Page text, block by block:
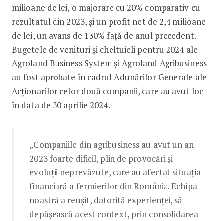
milioane de lei, o majorare cu 20% comparativ cu
rezultatul din 2023, și un profit net de 2,4 milioane
de lei, un avans de 130% față de anul precedent.
Bugetele de venituri și cheltuieli pentru 2024 ale
Agroland Business System și Agroland Agribusiness
au fost aprobate în cadrul Adunărilor Generale ale
Acționarilor celor două companii, care au avut loc
în data de 30 aprilie 2024.
„Companiile din agribusiness au avut un an
2023 foarte dificil, plin de provocări și
evoluții neprevăzute, care au afectat situația
financiară a fermierilor din România. Echipa
noastră a reușit, datorită experienței, să
depășească acest context, prin consolidarea